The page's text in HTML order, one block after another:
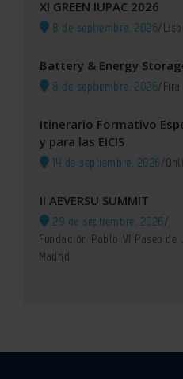
XI GREEN IUPAC 2026
8 de septiembre, 2026/
Battery & Energy
8 de septiembre, 2026/
Itinerario Formativo
y para las EICIS
14 de septiembre, 2026/
II AEVERSU SUMMIT
29 de septiembre, 2026/
Fundación Pablo VI Paseo de
Madrid